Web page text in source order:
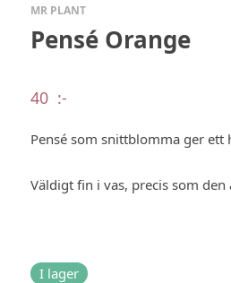
MR PLANT
Pensé Orange
40 :-
Pensé som snittblomma ger
Väldigt fin i vas, precis som
I lager